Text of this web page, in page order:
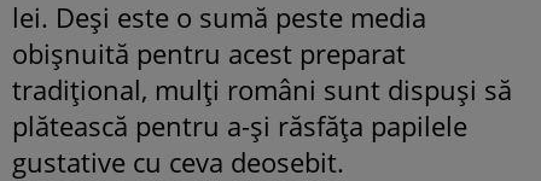
lei. Deși este o sumă peste media
obișnuită pentru acest preparat
tradițional, mulți români sunt dispuși să
plătească pentru a-și răsfăța papilele
gustative cu ceva deosebit.